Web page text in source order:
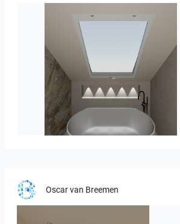
Hofman_J-01
Oscar van Breemen